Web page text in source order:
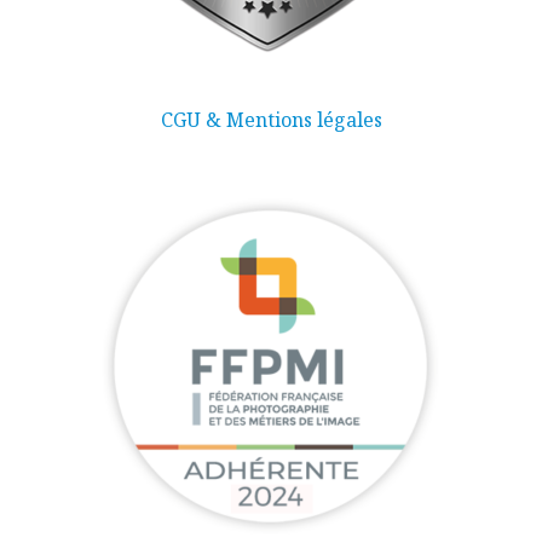
CGU & Mentions légales